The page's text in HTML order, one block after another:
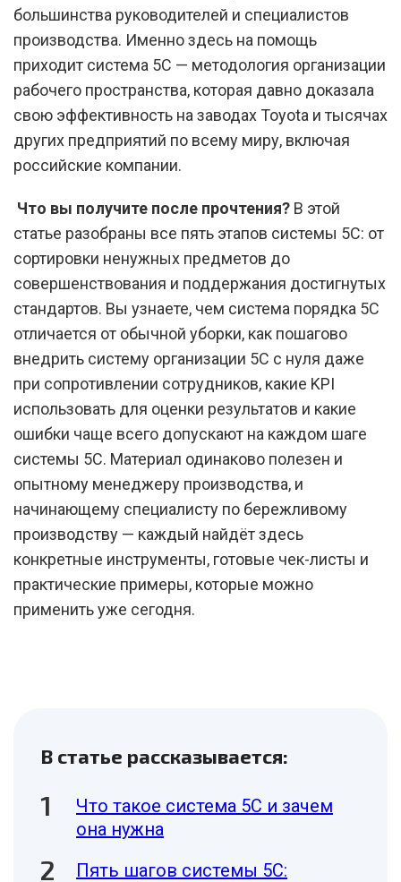
большинства руководителей и специалистов
производства. Именно здесь на помощь
приходит система 5С — методология организации
рабочего пространства, которая давно доказала
свою эффективность на заводах Toyota и тысячах
других предприятий по всему миру, включая
российские компании.
Что вы получите после прочтения? В этой
статье разобраны все пять этапов системы 5С: от
сортировки ненужных предметов до
совершенствования и поддержания достигнутых
стандартов. Вы узнаете, чем система порядка 5С
отличается от обычной уборки, как пошагово
внедрить систему организации 5С с нуля даже
при сопротивлении сотрудников, какие KPI
использовать для оценки результатов и какие
ошибки чаще всего допускают на каждом шаге
системы 5С. Материал одинаково полезен и
опытному менеджеру производства, и
начинающему специалисту по бережливому
производству — каждый найдёт здесь
конкретные инструменты, готовые чек-листы и
практические примеры, которые можно
применить уже сегодня.
В статье рассказывается:
Что такое система 5С и зачем
она нужна
Пять шагов системы 5С: